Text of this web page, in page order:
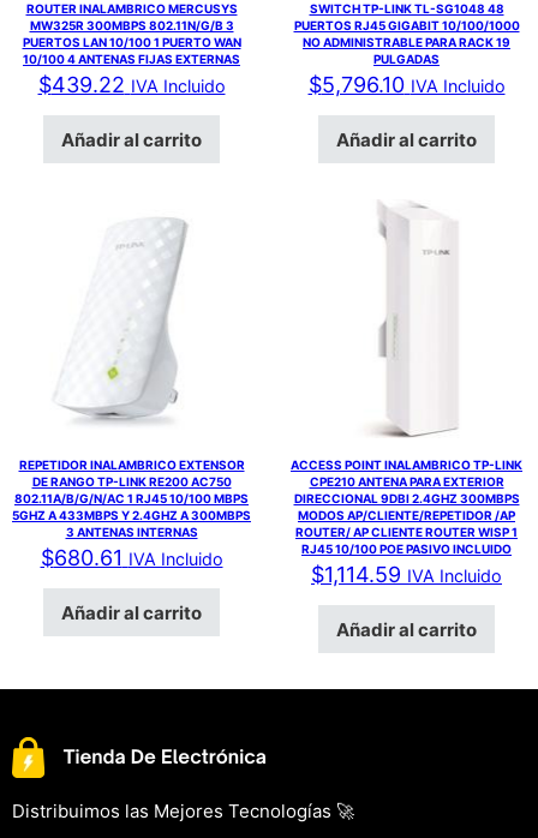
ROUTER INALAMBRICO MERCUSYS
MW325R 300MBPS 802.11N/G/B 3
PUERTOS LAN 10/100 1 PUERTO WAN
10/100 4 ANTENAS FIJAS EXTERNAS
$439.22 IVA Incluido
Añadir al carrito
SWITCH TP-LINK TL-SG1048 48
PUERTOS RJ45 GIGABIT 10/100/1000
NO ADMINISTRABLE PARA RACK 19
PULGADAS
$5,796.10 IVA Incluido
Añadir al carrito
REPETIDOR INALAMBRICO EXTENSOR
DE RANGO TP-LINK RE200 AC750
802.11A/B/G/N/AC 1 RJ45 10/100 MBPS
5GHZ A 433MBPS Y 2.4GHZ A 300MBPS
3 ANTENAS INTERNAS
$680.61 IVA Incluido
Añadir al carrito
ACCESS POINT INALAMBRICO TP-LINK
CPE210 ANTENA PARA EXTERIOR
DIRECCIONAL 9DBI 2.4GHZ 300MBPS
MODOS AP/CLIENTE/REPETIDOR /AP
ROUTER/ AP CLIENTE ROUTER WISP 1
RJ45 10/100 POE PASIVO INCLUIDO
$1,114.59 IVA Incluido
Añadir al carrito
Distribuimos las Mejores Tecnologías 🚀